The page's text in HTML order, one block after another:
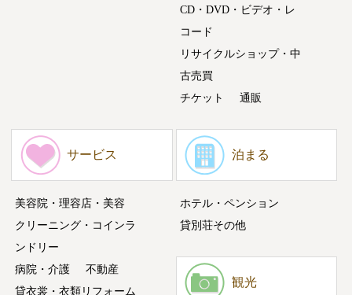
CD・DVD・ビデオ・レ
コード
リサイクルショップ・中
古売買
チケット
通販
サービス
美容院・理容店・美容
クリーニング・コインラ
ンドリー
病院・介護
不動産
貸衣裳・衣類リフォーム
泊まる
ホテル・ペンション
貸別荘その他
観光